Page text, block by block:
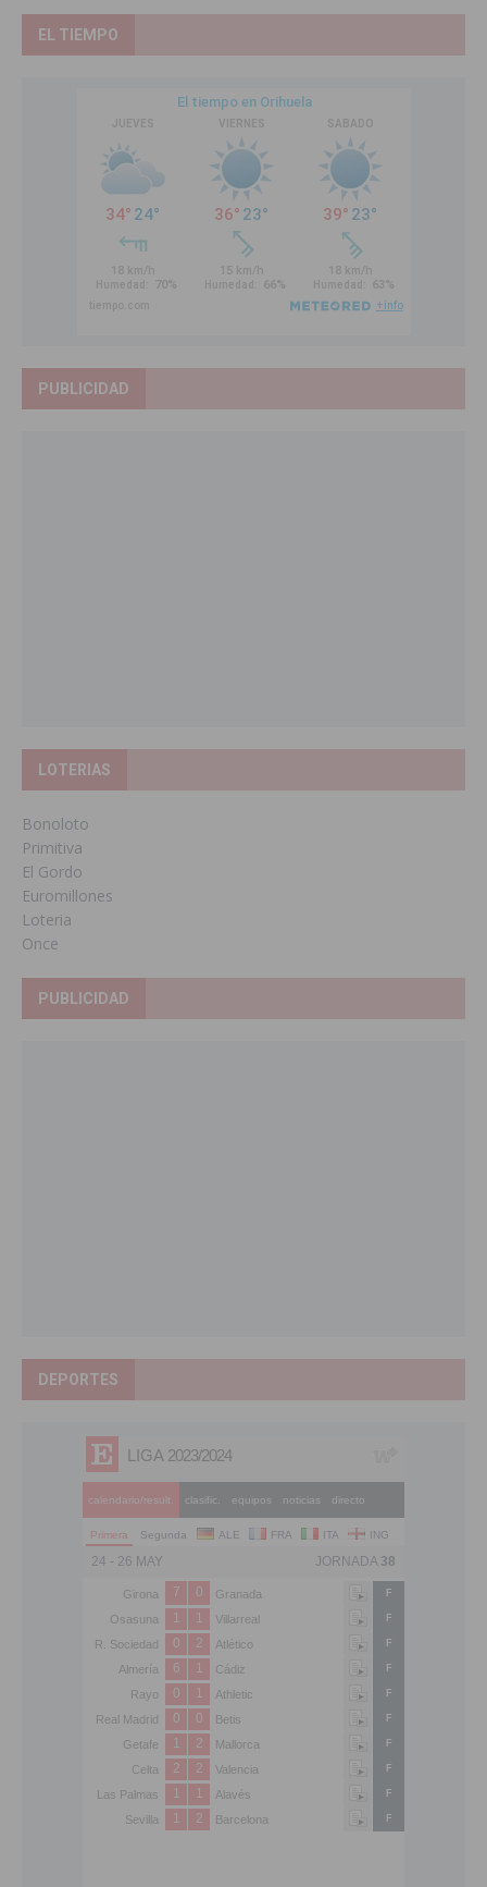
EL TIEMPO
PUBLICIDAD
LOTERIAS
Bonoloto
Primitiva
El Gordo
Euromillones
Loteria
Once
PUBLICIDAD
DEPORTES